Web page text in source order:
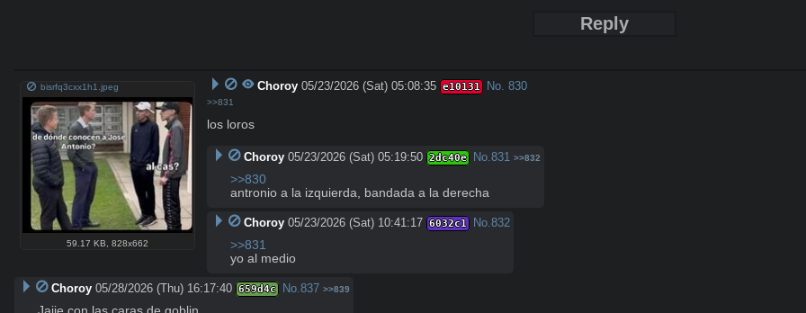
Reply
bisrfq3cxx1h1.jpeg
59.17 KB ,828x662
Choroy 05/23/2026 (Sat) 05:08:35 e10131 No. 830
>>831
los loros
Choroy 05/23/2026 (Sat) 05:19:50 2dc40e No. 831 >>832
>>830
antronio a la izquierda, bandada a la derecha
Choroy 05/23/2026 (Sat) 10:41:17 6032c1 No. 832
>>831
yo al medio
Choroy 05/28/2026 (Thu) 16:17:40 659d4c No. 837 >>839